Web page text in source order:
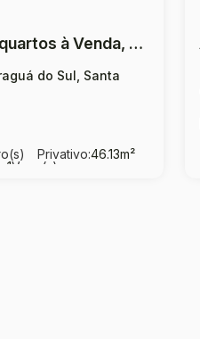
Apartamento com 2 quartos à Venda, Jaraguá Esquerdo - Jaraguá do Sul
do Sul, Santa
Privativo:46.13m²
1Vaga(s)